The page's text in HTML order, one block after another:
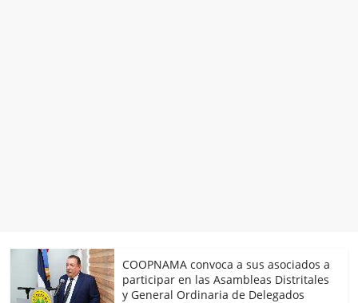
COOPNAMA convoca a sus asociados a
participar en las Asambleas Distritales
y General Ordinaria de Delegados